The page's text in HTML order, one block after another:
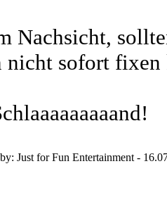
Nachsicht,
nicht sofort fixen
Just for Fun Entertainment -